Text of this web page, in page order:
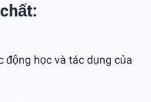
học và tác dụng của